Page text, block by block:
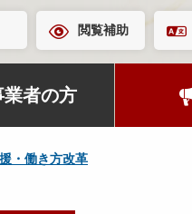
閲覧補助
業者の方
・働き方改革